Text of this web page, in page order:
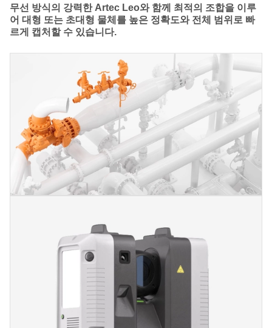
무선 방식의 강력한 Artec Leo와 함께 최적의 조합을 이루
어 대형 또는 초대형 물체를 높은 정확도와 전체 범위로 빠
르게 캡처할 수 있습니다.